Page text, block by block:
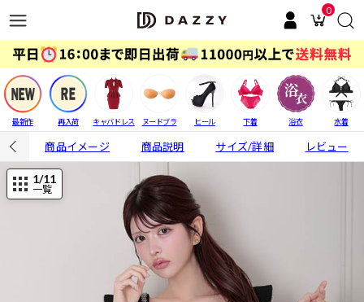
0
最新作 再入荷 キャバドレス ヌードブラ ヒール 下着 浴衣 水着
商品イメージ 商品説明 サイズ/詳細 レビュー
1/11
一覧